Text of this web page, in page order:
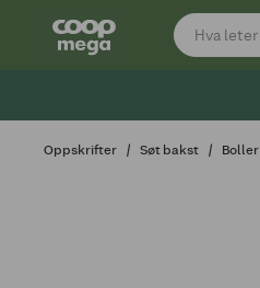
Oppskrifter Søt bakst Boller